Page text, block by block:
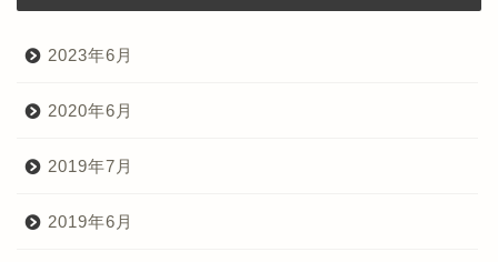
2023年6月
2020年6月
2019年7月
2019年6月